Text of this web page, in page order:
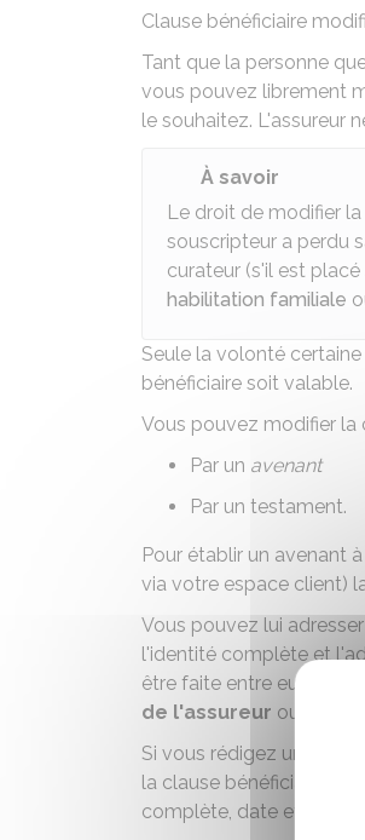
Clause bénéficiaire
Tant que la personne
vous pouvez librement
le souhaitez. L'assureur
À savoir
Le droit de modifier
souscripteur a perdu
curateur (s'il est placé
habilitation familiale
Seule la volonté
bénéficiaire soit valable.
Vous pouvez modifier la
Par un avenant
Par un testament.
Pour établir un avenant
via votre espace client)
Vous pouvez lui
l'identité complète et
être faite entre eux. Une
de l'assureur ou une
Si vous rédigez un
la clause bénéficiaire
complète, date et lieu de